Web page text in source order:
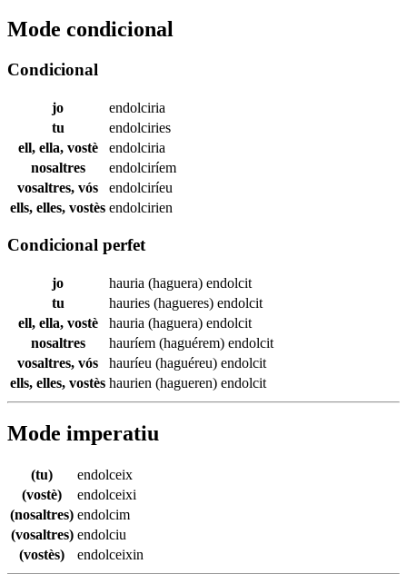
Mode condicional
Condicional
jo
endolciria
tu
endolciries
ell, ella, vostè
endolciria
nosaltres
endolciríem
vosaltres, vós
endolciríeu
ells, elles, vostès endolcirien
Condicional perfet
jo hauria (haguera) endolcit
tu
hauries (hagueres) endolcit
ell, ella, vostè
hauria (haguera) endolcit
nosaltres
hauríem (haguérem) endolcit
vosaltres, vós
hauríeu (haguéreu) endolcit
ells, elles, vostès haurien (hagueren) endolcit
Mode imperatiu
(tu)
endolceix
(vostè)
endolceixi
(nosaltres) endolcim
(vosaltres) endolciu
(vostès)
endolceixin